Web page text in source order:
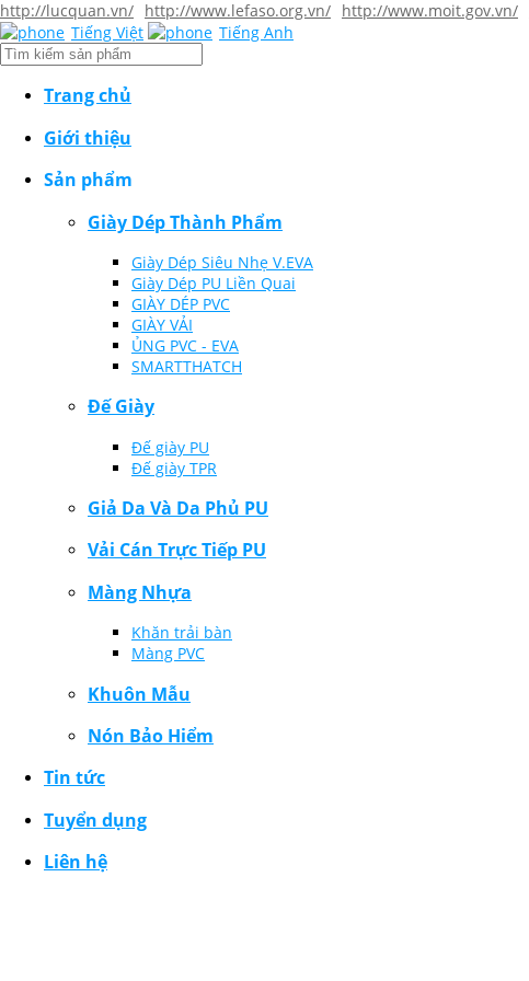
http://lucquan.vn/ http://www.lefaso.org.vn/ http://www.moit.gov.vn/
Tiếng Việt
Tiếng Anh
Trang chủ
Giới thiệu
Sản phẩm
Giày Dép Thành Phẩm
Giày Dép Siêu Nhẹ V.EVA
Giày Dép PU Liền Quai
GIÀY DÉP PVC
GIÀY VẢI
ỦNG PVC - EVA
SMARTTHATCH
Đế Giày
Đế giày PU
Đế giày TPR
Giả Da Và Da Phủ PU
Vải Cán Trực Tiếp PU
Màng Nhựa
Khăn trải bàn
Màng PVC
Khuôn Mẫu
Nón Bảo Hiểm
Tin tức
Tuyển dụng
Liên hệ